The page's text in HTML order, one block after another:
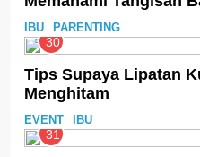
IBU PARENTING
30
Tips Supaya Lipatan
Menghitam
EVENT IBU
31